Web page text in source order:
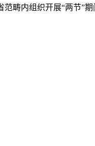
内组织开展“两节”